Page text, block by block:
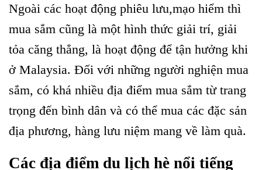
Ngoài các hoạt động phiêu lưu,mạo hiểm thì
mua sắm cũng là một hình thức giải trí, giải
tỏa căng thẳng, là hoạt động để tận hưởng khi
ở Malaysia. Đối với những người nghiện mua
sắm, có khá nhiều địa điểm mua sắm từ trang
trọng đến bình dân và có thể mua các đặc sản
địa phương, hàng lưu niệm mang về làm quà.
Các địa điểm du lịch hè nổi tiếng